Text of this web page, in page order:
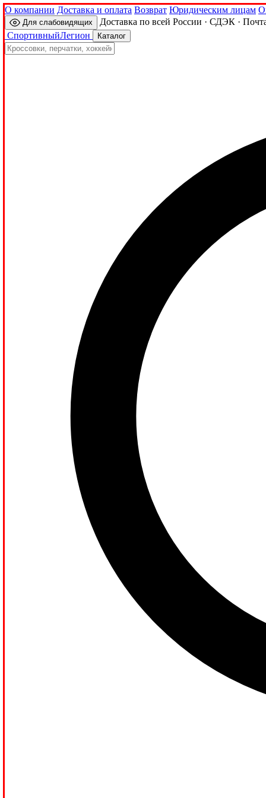
О компании Доставка и оплата Возврат Юридическим лицам
Для слабовидящих
Доставка по всей России · СДЭК ·
СпортивныйЛегион Каталог